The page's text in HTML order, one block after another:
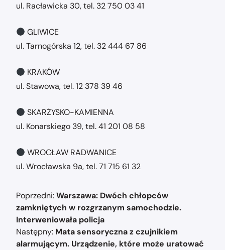
ul. Racławicka 30, tel. 32 750 03 41
GLIWICE
ul. Tarnogórska 12, tel. 32 444 67 86
KRAKÓW
ul. Stawowa, tel. 12 378 39 46
SKARŻYSKO-KAMIENNA
ul. Konarskiego 39, tel. 41 201 08 58
WROCŁAW RADWANICE
ul. Wrocławska 9a, tel. 71 715 61 32
Nawigacja
wpisu
Poprzedni:Warszawa: Dwóch chłopców
zamkniętych w rozgrzanym samochodzie.
Interweniowała policja
Następny: Mata sensoryczna z czujnikiem
alarmującym. Urządzenie, które może uratować